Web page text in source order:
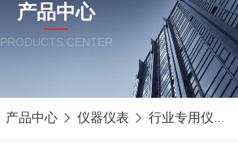
产品中心
PRODUCTS CENTER
产品中心 仪器仪表 行业专用仪器仪表